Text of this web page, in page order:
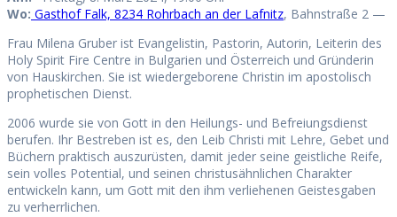
Wo: Gasthof Falk, 8234 Rohrbach an der Lafnitz, Bahnstraße 2 —
Frau Milena Gruber ist Evangelistin, Pastorin, Autorin, Leiterin des
Holy Spirit Fire Centre in Bulgarien und Österreich und Gründerin
von Hauskirchen. Sie ist wiedergeborene Christin im apostolisch
prophetischen Dienst.
2006 wurde sie von Gott in den Heilungs- und Befreiungsdienst
berufen. Ihr Bestreben ist es, den Leib Christi mit Lehre, Gebet und
Büchern praktisch auszurüsten, damit jeder seine geistliche Reife,
sein volles Potential, und seinen christusähnlichen Charakter
entwickeln kann, um Gott mit den ihm verliehenen Geistesgaben
zu verherrlichen.